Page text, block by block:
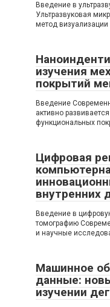
Введение в
Ультразвуковая
метод визуализации
изучения
покрытий
Введение
активно
функциональных
Цифровая
внутренних
Введение в
томографию
и научные
Машинное
данные:
изучении